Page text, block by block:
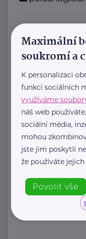
Rodinná síť
Klimentská 1246/1
Průvodce
péče v ČR
Portál Rodinná
informační
https://
Tereza
Maximální
soukromí a
K personalizaci
funkcí sociálních
využíváme
náš web
sociální média,
mohou
jste jim poskytli
že používáte jejich
Povolit vše